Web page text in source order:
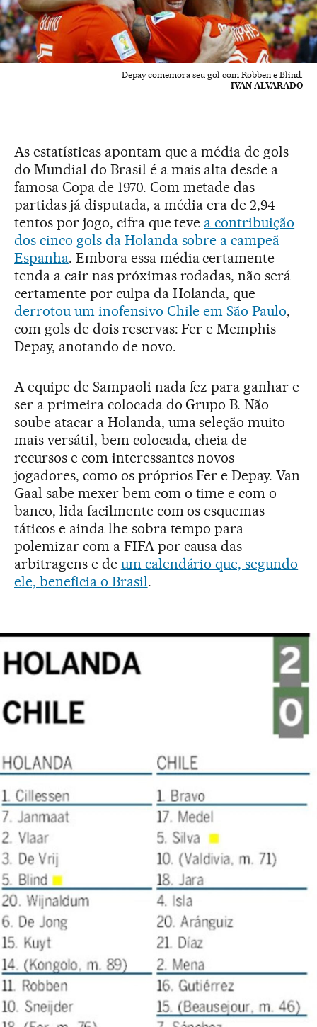
Depay comemora seu gol com Robben e Blind.
IVAN ALVARADO
As estatísticas apontam que a média de gols
do Mundial do Brasil é a mais alta desde a
famosa Copa de 1970. Com metade das
partidas já disputada, a média era de 2,94
tentos por jogo, cifra que teve a contribuição
dos cinco gols da Holanda sobre a campeã
Espanha. Embora essa média certamente
tenda a cair nas próximas rodadas, não será
certamente por culpa da Holanda, que
derrotou um inofensivo Chile em São Paulo,
com gols de dois reservas: Fer e Memphis
Depay, anotando de novo.
A equipe de Sampaoli nada fez para ganhar e
ser a primeira colocada do Grupo B. Não
soube atacar a Holanda, uma seleção muito
mais versátil, bem colocada, cheia de
recursos e com interessantes novos
jogadores, como os próprios Fer e Depay. Van
Gaal sabe mexer bem com o time e com o
banco, lida facilmente com os esquemas
táticos e ainda lhe sobra tempo para
polemizar com a FIFA por causa das
arbitragens e de um calendário que, segundo
ele, beneficia o Brasil.